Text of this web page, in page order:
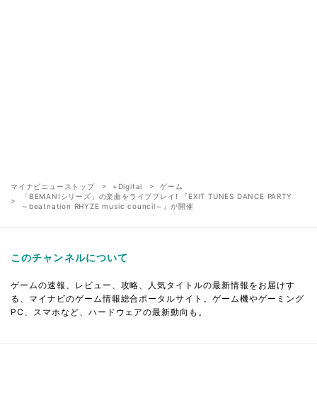
マイナビニューストップ +Digital
ゲーム
「BEMANIシリーズ」の楽曲をライブプレイ! 『EXIT TUNES DANCE PARTY
～beatnation RHYZE music council～』が開催
このチャンネルについて
ゲームの速報、レビュー、攻略、人気タイトルの最新情報をお届けす
る、マイナビのゲーム情報総合ポータルサイト。ゲーム機やゲーミング
PC、スマホなど、ハードウェアの最新動向も。